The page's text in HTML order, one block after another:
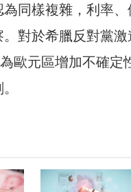
同樣複雜，利率
對於希臘反對黨激
歐元區增加不確